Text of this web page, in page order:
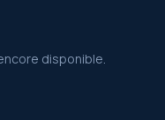
disponible.